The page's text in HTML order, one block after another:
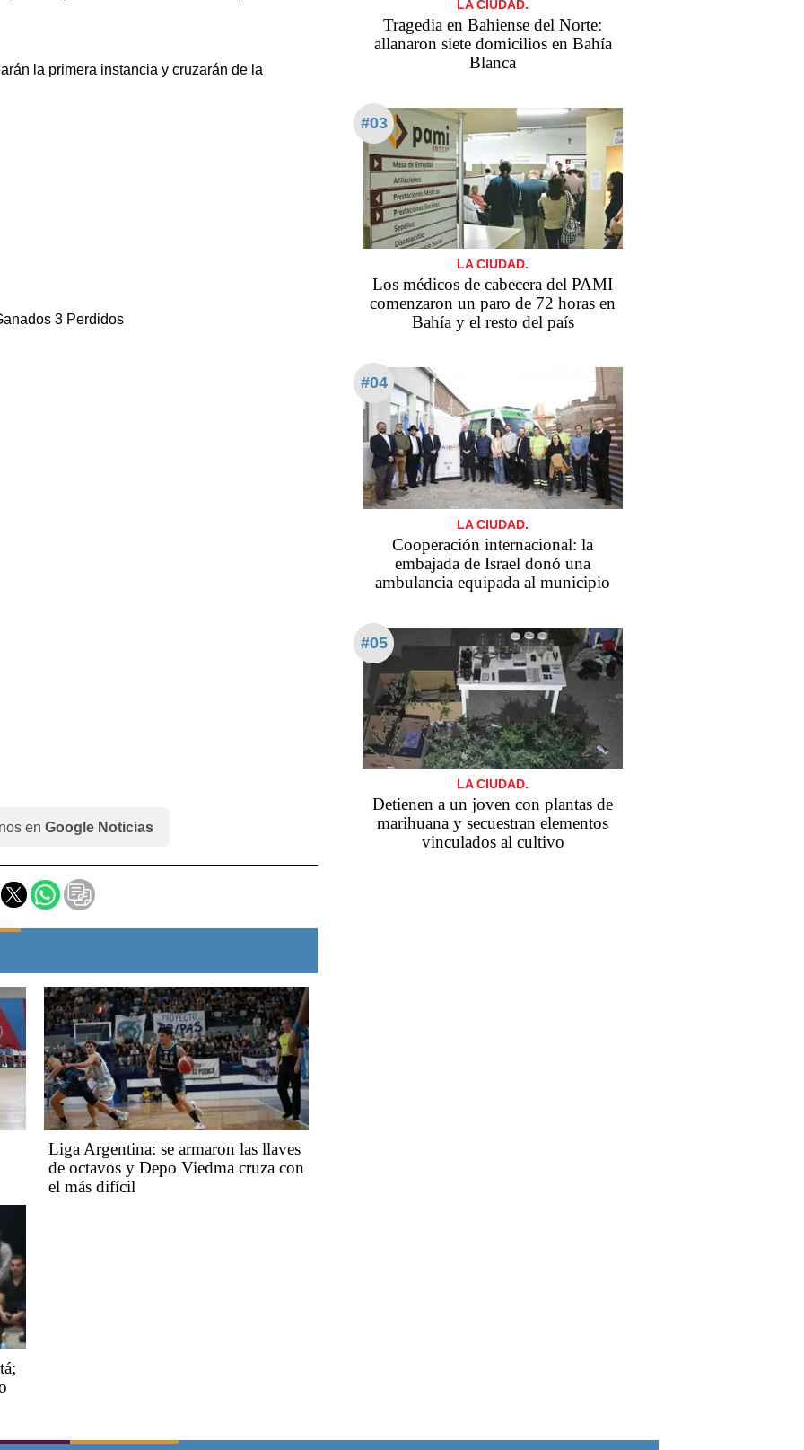
la primera instancia y cruzarán de la
3 Perdidos
en Google Noticias
Liga Argentina: se armaron las llaves
de octavos y Depo Viedma cruza con
el más difícil
LA CIUDAD.
Tragedia en Bahiense del Norte:
allanaron siete domicilios en Bahía
Blanca
#03
LA CIUDAD.
Los médicos de cabecera del PAMI
comenzaron un paro de 72 horas en
Bahía y el resto del país
#04
LA CIUDAD.
Cooperación internacional: la
embajada de Israel donó una
ambulancia equipada al municipio
#05
LA CIUDAD.
Detienen a un joven con plantas de
marihuana y secuestran elementos
vinculados al cultivo